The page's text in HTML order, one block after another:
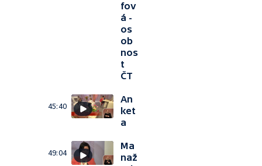
fov
á -
os
ob
nos
t
ČT
45:40
An
ket
a
49:04
Ma
naž